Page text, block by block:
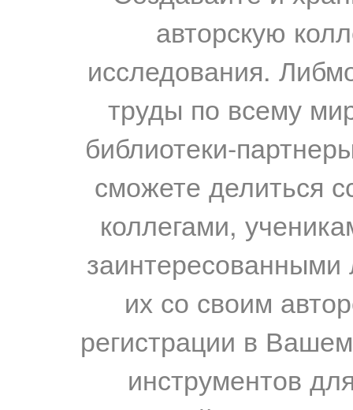
авторскую
исследования.
труды по всему
библиотеки-
сможете делиться
коллегами,
их со своим
регистрации в
инструментов